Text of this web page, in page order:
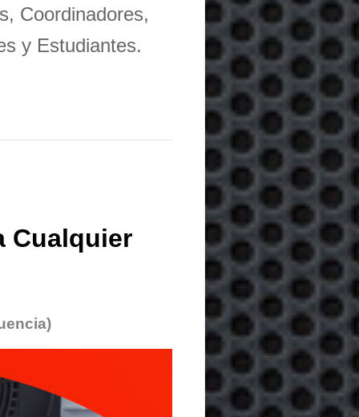
Coordinadores,
y Estudiantes.
Cualquier